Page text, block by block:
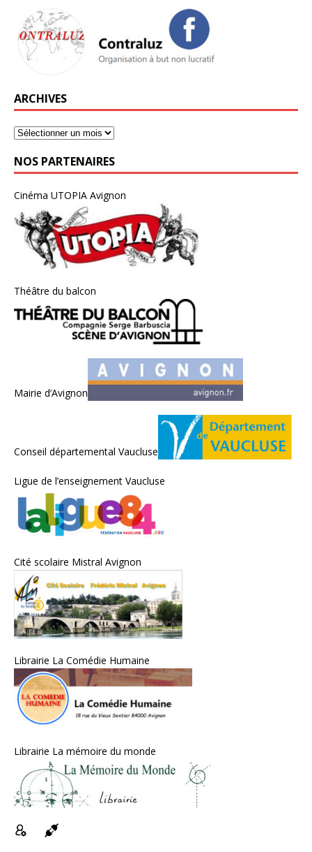
ARCHIVES
NOS PARTENAIRES
Cinéma UTOPIA Avignon
Théâtre du balcon
Mairie d’Avignon
Conseil départemental Vaucluse
Ligue de l’enseignement Vaucluse
Cité scolaire Mistral Avignon
Librairie La Comédie Humaine
Librairie La mémoire du monde